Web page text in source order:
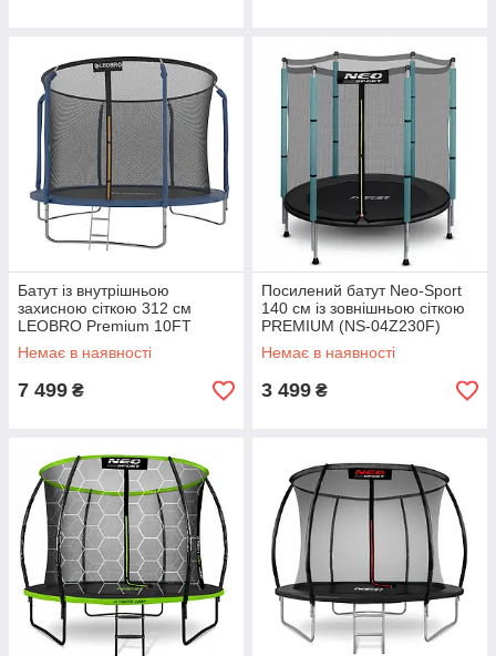
Батут із внутрішньою
захисною сіткою 312 см
LEOBRO Premium 10FT
BLUE
Немає в наявності
7 499 ₴
Посилений батут Neo-Sport
140 см із зовнішньою сіткою
PREMIUM (NS-04Z230F)
Немає в наявності
3 499 ₴